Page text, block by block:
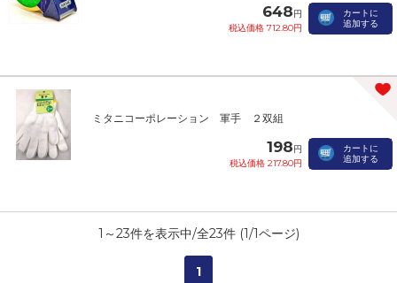
648円
税込価格 712.80円
カートに
追加する
ミタニコーポレーション 軍手 ２双組
198円
税込価格 217.80円
カートに
追加する
1 ～23件を表示中/全23件 (1/1ページ)
1